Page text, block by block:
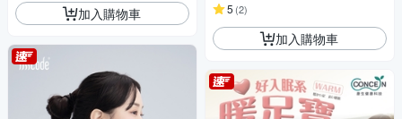
加入購物車 5 (2)
加入購物車